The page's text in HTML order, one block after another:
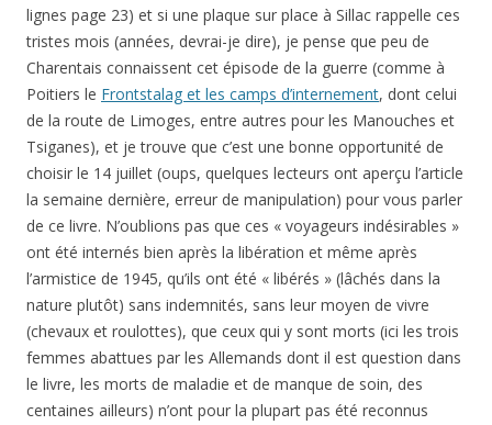
lignes page 23) et si une plaque sur place à Sillac rappelle ces
tristes mois (années, devrai-je dire), je pense que peu de
Charentais connaissent cet épisode de la guerre (comme à
Poitiers le Frontstalag et les camps d’internement, dont celui
de la route de Limoges, entre autres pour les Manouches et
Tsiganes), et je trouve que c’est une bonne opportunité de
choisir le 14 juillet (oups, quelques lecteurs ont aperçu l’article
la semaine dernière, erreur de manipulation) pour vous parler
de ce livre. N’oublions pas que ces « voyageurs indésirables »
ont été internés bien après la libération et même après
l’armistice de 1945, qu’ils ont été « libérés » (lâchés dans la
nature plutôt) sans indemnités, sans leur moyen de vivre
(chevaux et roulottes), que ceux qui y sont morts (ici les trois
femmes abattues par les Allemands dont il est question dans
le livre, les morts de maladie et de manque de soin, des
centaines ailleurs) n’ont pour la plupart pas été reconnus